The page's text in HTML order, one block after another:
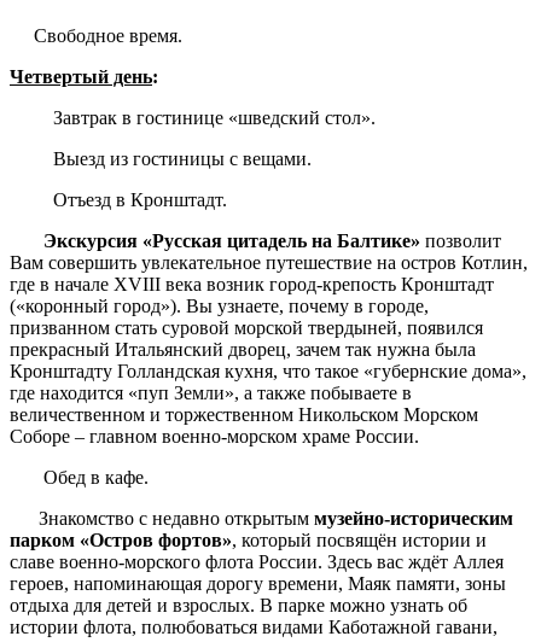
Свободное время.
Четвертый день:
Завтрак в гостинице «шведский стол».
Выезд из гостиницы с вещами.
Отъезд в Кронштадт.
Экскурсия «Русская цитадель на Балтике» позволит
Вам совершить увлекательное путешествие на остров Котлин,
где в начале XVIII века возник город-крепость Кронштадт
(«коронный город»). Вы узнаете, почему в городе,
призванном стать суровой морской твердыней, появился
прекрасный Итальянский дворец, зачем так нужна была
Кронштадту Голландская кухня, что такое «губернские дома»,
где находится «пуп Земли», а также побываете в
величественном и торжественном Никольском Морском
Соборе – главном военно-морском храме России.
Обед в кафе.
Знакомство с недавно открытым музейно-историческим
парком «Остров фортов», который посвящён истории и
славе военно-морского флота России. Здесь вас ждёт Аллея
героев, напоминающая дорогу времени, Маяк памяти, зоны
отдыха для детей и взрослых. В парке можно узнать об
истории флота, полюбоваться видами Каботажной гавани,